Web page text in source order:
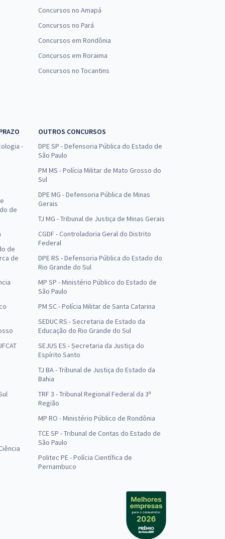
Concursos no Amapá
Concursos no Pará
Concursos em Rondônia
Concursos em Roraima
Concursos no Tocantins
-
de
de
de
OUTROS CONCURSOS
DPE SP - Defensoria Pública do Estado de
São Paulo
PM MS - Polícia Militar de Mato Grosso do
Sul
DPE MG - Defensoria Pública de Minas
Gerais
TJ MG - Tribunal de Justiça de Minas Gerais
CGDF - Controladoria Geral do Distrito
Federal
DPE RS - Defensoria Pública do Estado do
Rio Grande do Sul
MP SP - Ministério Público do Estado de
São Paulo
PM SC - Polícia Militar de Santa Catarina
SEDUC RS - Secretaria de Estado da
Educação do Rio Grande do Sul
SEJUS ES - Secretaria da Justiça do
Espírito Santo
TJ BA - Tribunal de Justiça do Estado da
Bahia
TRF 3 - Tribunal Regional Federal da 3ª
Região
MP RO - Ministério Público de Rondônia
TCE SP - Tribunal de Contas do Estado de
São Paulo
Politec PE - Polícia Científica de
Pernambuco